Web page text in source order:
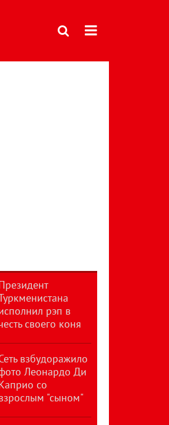
рэп в
своего коня
взбудоражило
Леонардо Ди
со
"сыном"